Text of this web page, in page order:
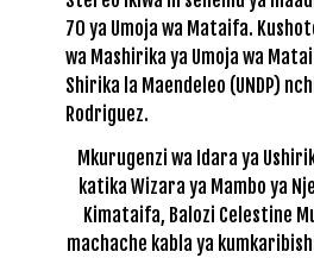
Mkurugenzi wa Idara ya
katika Wizara ya Mambo ya
Kimataifa, Balozi Celestine
machache kabla ya